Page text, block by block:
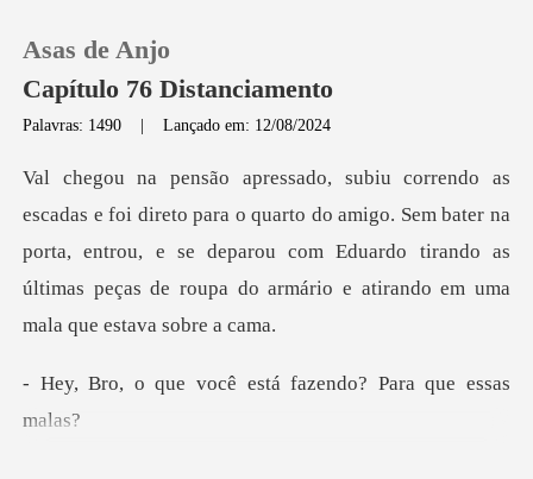
0
Loja
Sair
Asas de Anjo
Capítulo 76 Distanciamento
Palavras: 1490 |Lançado em: 12/08/2024
arto do amigo. Sem bater na
porta, entrou, e se deparou com Eduardo tirando as
ú
ocê está fazendo? P